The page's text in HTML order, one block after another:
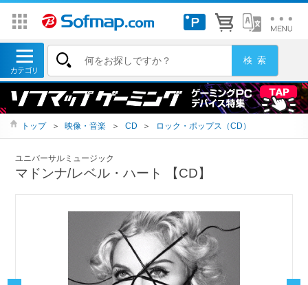
トップ ＞ 映像・音楽 ＞ CD ＞ ロック・ポップス（CD）
ユニバーサルミュージック
マドンナ/レベル・ハート 【CD】